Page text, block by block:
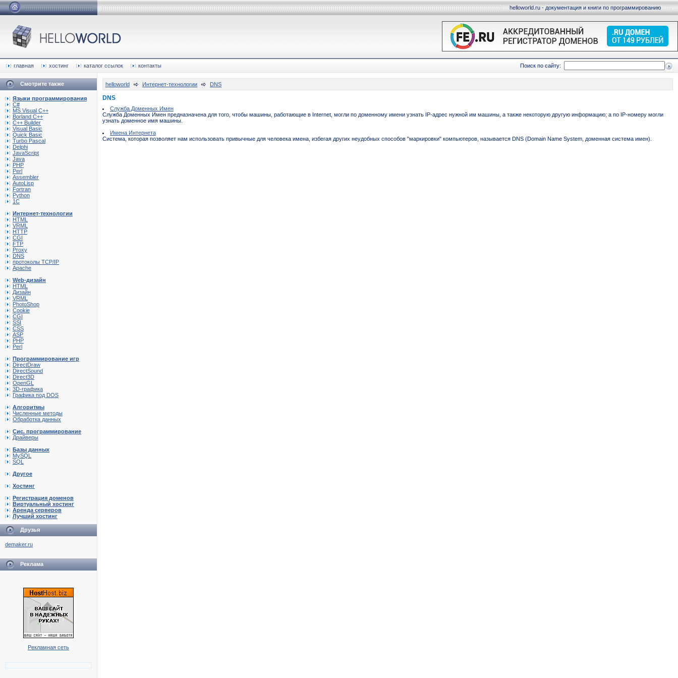
helloworld.ru - документация и книги по программированию
главная хостинг каталог ссылок контакты Поиск по сайту:
Смотрите также
Языки программирования
C#
MS Visual C++
Borland C++
C++ Builder
Visual Basic
Quick Basic
Turbo Pascal
Delphi
JavaScript
Java
PHP
Perl
Assembler
AutoLisp
Fortran
Python
1C
Интернет-технологии
HTML
VRML
HTTP
CGI
FTP
Proxy
DNS
протоколы TCP/IP
Apache
Web-дизайн
HTML
Дизайн
VRML
PhotoShop
Cookie
CGI
SSI
CSS
ASP
PHP
Perl
Программирование игр
DirectDraw
DirectSound
Direct3D
OpenGL
3D-графика
Графика под DOS
Алгоритмы
Численные методы
Обработка данных
Сис. программирование
Драйверы
Базы данных
MySQL
SQL
Другое
Хостинг
Регистрация доменов
Виртуальный хостинг
Аренда серверов
Лучший хостинг
Друзья
demaker.ru
Реклама
Рекламная сеть
helloworld Интернет-технологии DNS
DNS
Служба Доменных Имен
Служба Доменных Имен предназначена для того, чтобы машины, работающие в Internet, могли по доменному имени узнать IP-адрес нужной им машины, а также некоторую другую информацию; а по IP-номеру могли
узнать доменное имя машины.
Имена Интернета
Система, которая позволяет нам использовать привычные для человека имена, избегая других неудобных способов "маркировки" компьютеров, называется DNS (Domain Name System, доменная система имен).